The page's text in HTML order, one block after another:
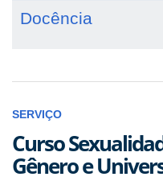
Docência
SERVIÇO
Curso
Gênero e